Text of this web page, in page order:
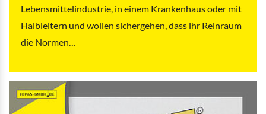
Lebensmittelindustrie, in einem Krankenhaus oder mit
Halbleitern und wollen sichergehen, dass ihr Reinraum
die Normen…